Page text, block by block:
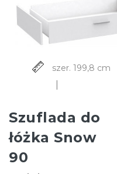
szer. 199,8 cm
Szuflada do
łóżka Snow
90